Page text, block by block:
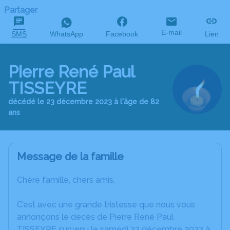
Partager
SMS WhatsApp Facebook E-mail Lien
Pierre René Paul
TISSEYRE
décédé le 23 décembre 2023 à l'âge de 82
ans
Message de la famille
Chère famille, chers amis,
C’est avec une grande tristesse que nous vous
annonçons le décès de Pierre René Paul